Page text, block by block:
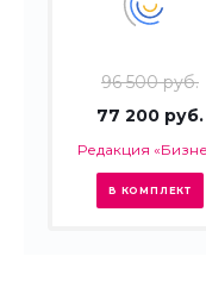
96 500 руб.
77 200 руб.
Редакция
В КОМПЛЕКТ